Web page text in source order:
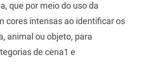
que por meio do uso da
cores intensas ao identificar os
animal ou objeto, para
de cena1 e